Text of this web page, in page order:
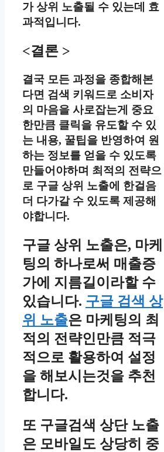
가 상위 노출될 수 있는데 효
과적입니다.
<결론 >
결국 모든 과정을 종합해본
다면 검색 키워드로 소비자
의 마음을 사로잡는게 중요
한만큼 클릭을 유도할 수 있
는 내용, 꿀팁을 반영하여 원
하는 정보를 얻을 수 있도록
만들어야하며 최적의 전략으
로 구글 상위 노출에 한걸음
더 다가갈 수 있도록 제공해
야합니다.
구글 상위 노출은, 마케
팅의 하나로써 매출증
가에 지름길이라할 수
있습니다. 구글 검색 상
위 노출은 마케팅의 최
적의 전략인만큼 적극
적으로 활용하여 설정
을 해보시는것을 추천
합니다.
또 구글검색 상단 노출
은 모바일도 상당히 중